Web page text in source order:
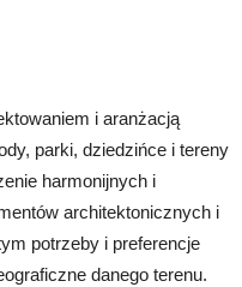
i aranżacją
parki, dziedzińce i tereny
harmonijnych i
architektonicznych i
potrzeby i preferencje
danego terenu.